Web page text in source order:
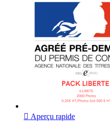
 Aperçu rapide